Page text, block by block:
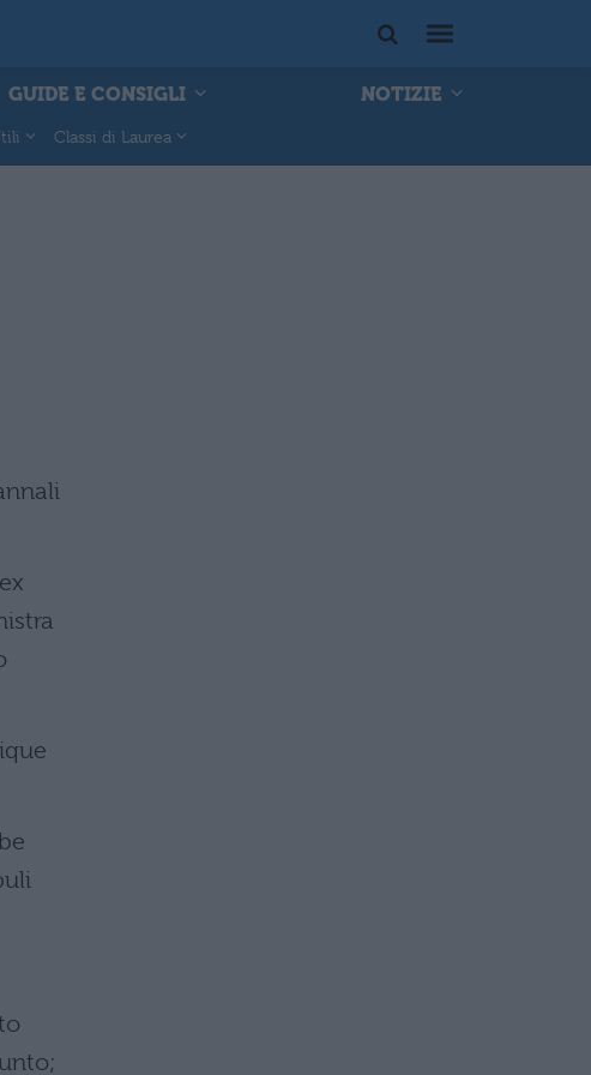
GUIDE E CONSIGLI
NOTIZIE
Classi di Laurea